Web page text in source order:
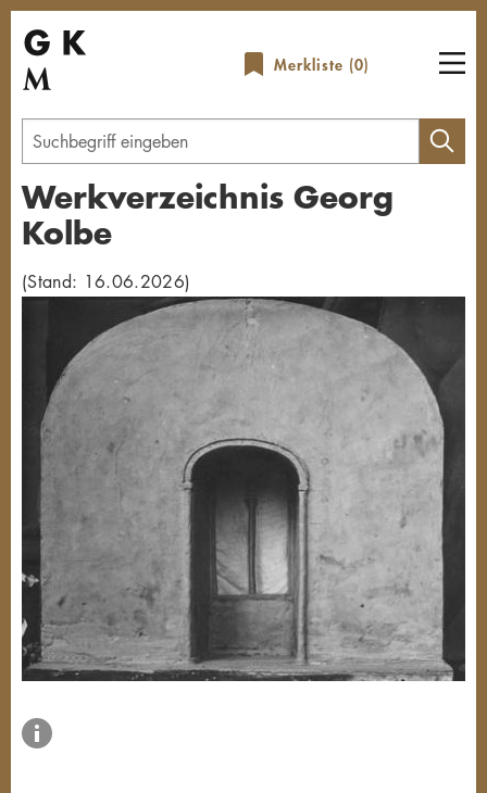
Direkt
zum
Inhalt
Merkliste (0)
Geben
Sie
einen
Suchbegriff
Werkverzeichnis Georg
Kolbe
(Stand: 16.06.2026)
Übersicht schließen